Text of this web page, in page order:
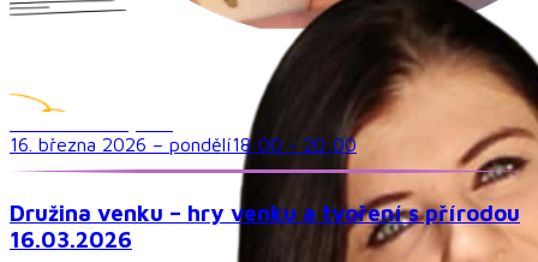
16. března 2026 – pondělí18:00 - 20:00
Družina venku – hry venku a tvoření s přírodou
16.03.2026